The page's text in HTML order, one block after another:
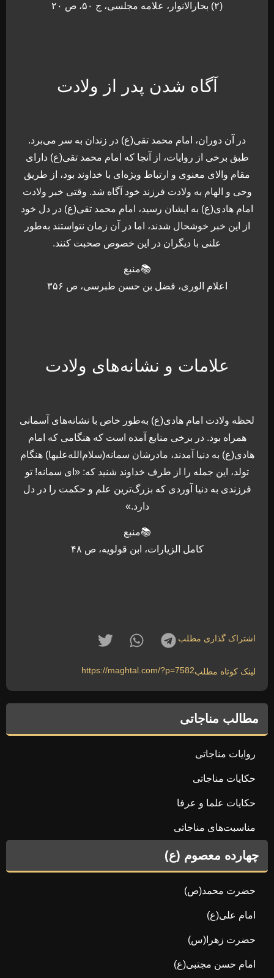
مطالب مناجاتی
روایات مناجاتی
حکایات مناجاتی
حکایات علما و عرفا
مناسبت‌های مناجاتی
چهارده معصوم (ع)
حضرت محمد(ص)
امام علی(ع)
حضرت زهرا(س)
امام حسن مجتبی(ع)
(۲) بحارالانوار، علامه مجلسی، ج ۵۰، ص ۲۰
آگاه شدن پدر از ولادت
در آن دوران، امام محمد تقی(ع) در زندان به‌ سر می‌برد.
طبق برخی از روایات، از آنجا که امام محمد تقی(ع) دارای
مقام والای معنوی و ارتباط ویژه‌ای با خداوند بود، از طریق
وحی و الهام به ولادت فرزند خود آگاه شد. وقتی خبر ولادت
امام هادی(ع) به ایشان رسید، امام محمد تقی(ع) در دل خود
از این خبر خوشحال شدند، اما در آن زمان نتواستند به‌طور
علنی با دیگران در این خصوص صحبت کنند.
📚منبع
اعلام الوری، فضل بن حسن طبرسی، ص ۳۵۶
علامات و نشانه‌های ولادت
لحظه ولادت امام هادی(ع) به‌طور خاص با نشانه‌های آسمانی
همراه بود. در برخی منابع آمده است که هنگامی که امام
هادی(ع) به دنیا آمدند، مادرشان سمانه(سلام‌الله‌علیها) هنگام
تولد، این جمله را از طرف خداوند شنید که: «ای سمانه! تو
فرزندی به دنیا آوردی که بزرگ‌ترین علم و حکمت را در دل
دارد.»
📚منبع
کامل الزیارات، ابن قولویه، ص ۴۸
اشتراک گذاری مطلب
لینک کوتاه مطلبhttps://maghtal.com/?p=7582